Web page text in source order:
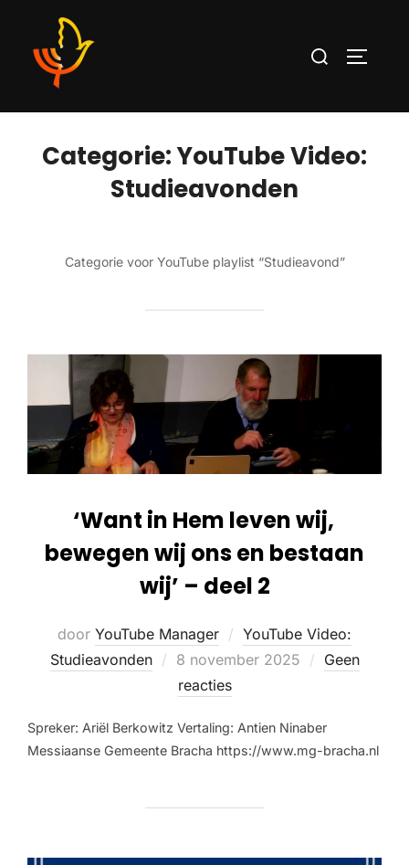
Categorie:YouTube Video:
Studieavonden
Categorie voor YouTube playlist “Studieavond”
‘Want in Hem leven wij,
bewegen wij ons en bestaan
wij’ – deel 2
door YouTube Manager
YouTube Video:
Studieavonden
8 november 2025
Geen
reacties
Spreker: Ariël Berkowitz Vertaling: Antien Ninaber
Messiaanse Gemeente Bracha https://www.mg-bracha.nl